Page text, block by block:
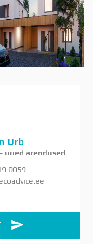
Urb
uued arendused
0059